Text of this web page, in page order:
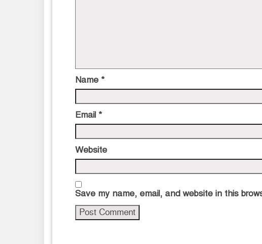
Name *
Email *
Website
Save my name, email, and website in this